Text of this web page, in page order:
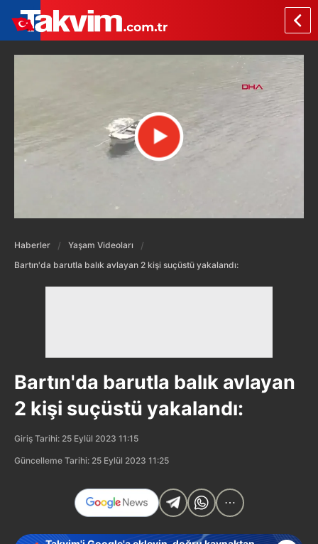
Haberler
Yaşam Videoları
Bartın'da barutla balık avlayan 2 kişi suçüstü yakalandı:
Bartın'da barutla balık avlayan
2 kişi suçüstü yakalandı:
Giriş Tarihi: 25 Eylül 2023 11:15
Güncelleme Tarihi: 25 Eylül 2023 11:25